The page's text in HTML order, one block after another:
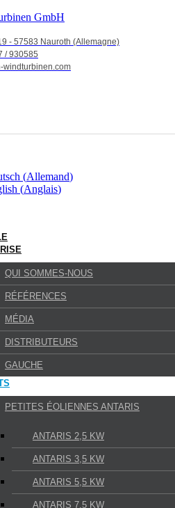
GmbH
- 57583 Nauroth (Allemagne)
/ 930585
windturbinen.com
(Allemand)
(Anglais)
QUI SOMMES-NOUS
RÉFÉRENCES
MÉDIA
DISTRIBUTEURS
GAUCHE
PETITES ÉOLIENNES ANTARIS
ANTARIS 2,5 KW
ANTARIS 3,5 KW
ANTARIS 5,5 KW
ANTARIS 7,5 KW